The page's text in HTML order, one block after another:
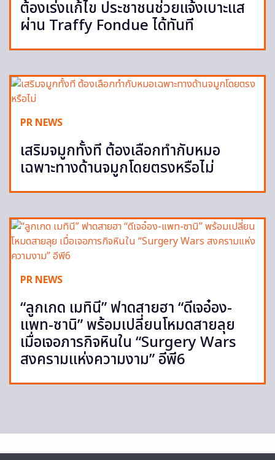
ต้องเร่งแก้ไข ประชาชนช่วยแจ้งเบาะแส
ผ่าน Traffy Fondue ได้ทันที
PR NEWS
เสริมจมูกทั้งที ต้องเลือกทำกับหมอ
เฉพาะทางด้านจมูกโดยตรงหรือไม่
PR NEWS
“ลูกเกด เมทินี” ฟาดสายฮา “ดีเจอ๋อง-
แพท-ซานิ” พร้อมเปลี่ยนโหมดสายลุย
เมื่อเจอภารกิจหินใน “Surgery Wars
สงครามแห่งความงาม” อีพี6